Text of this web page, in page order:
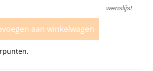
aan winkelwagen
wenslijst